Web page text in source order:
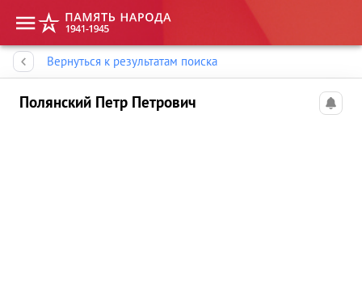
Вернуться к результатам поиска
Полянский Петр Петрович
Память народа